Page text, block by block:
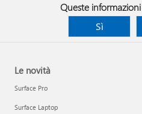
Queste
Sì
Le novità
Surface Pro
Surface Laptop